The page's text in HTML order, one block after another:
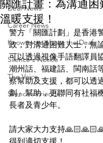
Deaf News
Career News
Know more about the Deaf
Silence's Notice
The Voice
Silence’s Friends
關匯計畫：為溝通
溫暖支援！
警方「關匯計劃」是香港
政，對溝通困難人士，無
可以透過視像手語翻譯員
潮州話、福建話、閩南話
察幫助及支援，都可以透
劃」幫助，更聯同有社福
長者及青少年。
請大家大力支持